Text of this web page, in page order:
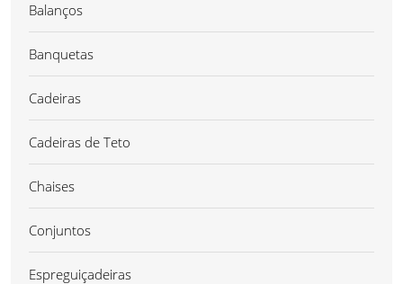
Balanços
Banquetas
Cadeiras
Cadeiras de Teto
Chaises
Conjuntos
Espreguiçadeiras